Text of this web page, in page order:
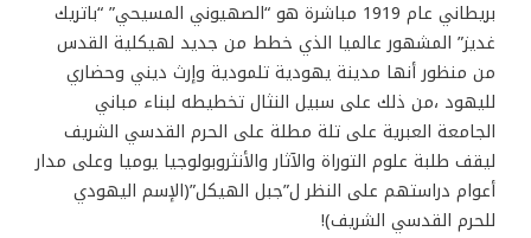
بريطاني عام 1919 مباشرة هو “الصهيوني المسيحي” “باتريك
غديز” المشهور عالميا الذي خطط من جديد لهيكلية القدس
من منظور أنها مدينة يهودية تلمودية وإرث ديني وحضاري
لليهود ،من ذلك على سبيل النثال تخطيطه لبناء مباني
الجامعة العبرية على تلة مطلة على الحرم القدسي الشريف
ليقف طلبة علوم التوراة والآثار والأنثروبولوجيا يوميا وعلى مدار
أعوام دراستهم على النظر ل”جبل الهيكل”(الإسم اليهودي
للحرم القدسي الشريف)!